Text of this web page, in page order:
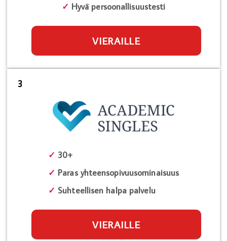
✓ Hyvä persoonallisuustesti
VIERAILLE
3
✓ 30+
✓ Paras yhteensopivuusominaisuus
✓ Suhteellisen halpa palvelu
VIERAILLE